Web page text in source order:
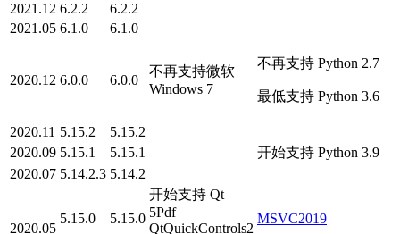
2021.12 6.2.2
6.2.2
2021.05 6.1.0 6.1.0
2020.12 6.0.0 6.0.0
不再支持微软
Windows 7
不再支持 Python 2.7
最低支持 Python 3.6
2020.11 5.15.2
5.15.2
2020.09 5.15.1 5.15.1
开始支持 Python 3.9
2020.07 5.14.2.3 5.14.2
2020.05
5.15.0 5.15.0
开始支持 Qt
5Pdf
QtQuickControls2
MSVC2019